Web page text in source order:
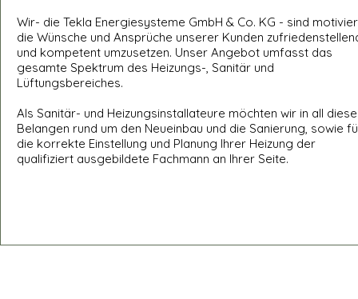
Wir- die Tekla Energiesysteme GmbH & Co. KG - sind
die Wünsche und Ansprüche unserer Kunden
und kompetent umzusetzen. Unser Angebot umfasst das
gesamte Spektrum des Heizungs-, Sanitär und
Lüftungsbereiches.
Als Sanitär- und Heizungsinstallateure möchten wir in all
Belangen rund um den Neueinbau und die Sanierung, sowie
die korrekte Einstellung und Planung Ihrer Heizung der
qualifiziert ausgebildete Fachmann an Ihrer Seite.